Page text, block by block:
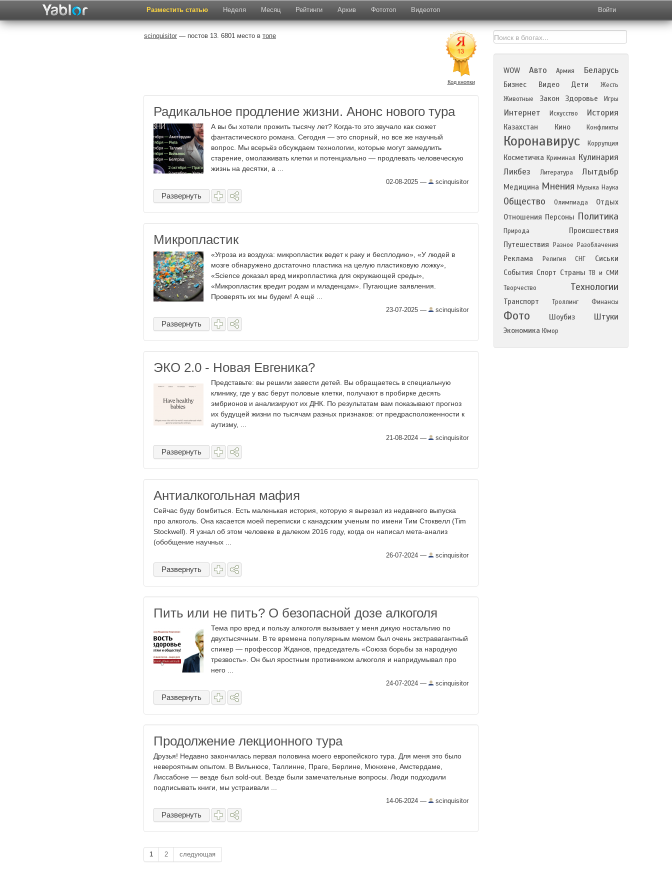
Разместить статью Неделя Месяц Рейтинги Архив Фототоп Видеотоп Войти
scinquisitor — постов 13. 6801 место в топе
Код кнопки
Радикальное продление жизни. Анонс нового тура
А вы бы хотели прожить тысячу лет? Когда-то это звучало как сюжет
фантастического романа. Сегодня — это спорный, но все же научный
вопрос. Мы всерьёз обсуждаем технологии, которые могут замедлить
старение, омолаживать клетки и потенциально — продлевать человеческую
жизнь на десятки, а ...
02-08-2025 — scinquisitor
Развернуть
Микропластик
«Угроза из воздуха: микропластик ведет к раку и бесплодию», «У людей в
мозге обнаружено достаточно пластика на целую пластиковую ложку»,
«Science доказал вред микропластика для окружающей среды»,
«Микропластик вредит родам и младенцам». Пугающие заявления.
Проверять их мы будем! А ещё ...
23-07-2025 — scinquisitor
Развернуть
ЭКО 2.0 - Новая Евгеника?
Представьте: вы решили завести детей. Вы обращаетесь в специальную
клинику, где у вас берут половые клетки, получают в пробирке десять
эмбрионов и анализируют их ДНК. По результатам вам показывают прогноз
их будущей жизни по тысячам разных признаков: от предрасположенности к
аутизму, ...
21-08-2024 — scinquisitor
Развернуть
Антиалкогольная мафия
Сейчас буду бомбиться. Есть маленькая история, которую я вырезал из недавнего выпуска
про алкоголь. Она касается моей переписки с канадским ученым по имени Тим Стоквелл (Tim
Stockwell). Я узнал об этом человеке в далеком 2016 году, когда он написал мета-анализ
(обобщение научных ...
26-07-2024 — scinquisitor
Развернуть
Пить или не пить? О безопасной дозе алкоголя
Тема про вред и пользу алкоголя вызывает у меня дикую ностальгию по
двухтысячным. В те времена популярным мемом был очень экстравагантный
спикер — профессор Жданов, председатель «Союза борьбы за народную
трезвость». Он был яростным противником алкоголя и напридумывал про
него ...
24-07-2024 — scinquisitor
Развернуть
Продолжение лекционного тура
Друзья! Недавно закончилась первая половина моего европейского тура. Для меня это было
невероятным опытом. В Вильнюсе, Таллинне, Праге, Берлине, Мюнхене, Амстердаме,
Лиссабоне — везде был sold-out. Везде были замечательные вопросы. Люди подходили
подписывать книги, мы устраивали ...
14-06-2024 — scinquisitor
Развернуть
1 2 следующая
WOW Авто Армия Беларусь
Бизнес Видео Дети
Жесть
Животные
Закон Здоровье Игры
Интернет Искусство История
Казахстан Кино Конфликты
Коронавирус Коррупция
Косметичка Криминал Кулинария
Ликбез
Литература Лытдыбр
Медицина Мнения Музыка Наука
Общество Олимпиада
Отдых
Отношения Персоны Политика
Природа
Происшествия
Путешествия
Разное Разоблачения
Реклама Религия СНГ
Сиськи
События Спорт Страны ТВ и СМИ
Творчество
Технологии
Транспорт Троллинг Финансы
Фото Шоубиз Штуки
Экономика Юмор